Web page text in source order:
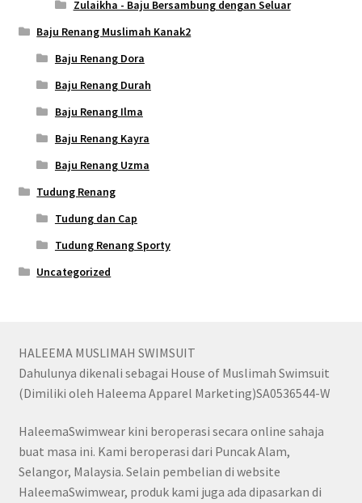
Zulaikha - Baju Bersambung dengan Seluar
Baju Renang Muslimah Kanak2
Baju Renang Dora
Baju Renang Durah
Baju Renang Ilma
Baju Renang Kayra
Baju Renang Uzma
Tudung Renang
Tudung dan Cap
Tudung Renang Sporty
Uncategorized
HALEEMA MUSLIMAH SWIMSUIT
Dahulunya dikenali sebagai House of Muslimah Swimsuit
(Dimiliki oleh Haleema Apparel Marketing)SA0536544-W
HaleemaSwimwear kini beroperasi secara online sahaja
buat masa ini. Kami beroperasi dari Puncak Alam,
Selangor, Malaysia. Selain pembelian di website
HaleemaSwimwear, produk kami juga ada dipasarkan di